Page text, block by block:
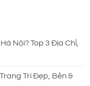
Nội? Top 3 Địa Chỉ,
Trí Đẹp, Bền &